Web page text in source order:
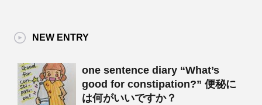
NEW ENTRY
one sentence diary “What’s
good for constipation?” 便秘に
は何がいいですか？